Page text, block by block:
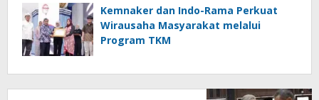
Kemnaker dan Indo-Rama Perkuat
Wirausaha Masyarakat melalui
Program TKM